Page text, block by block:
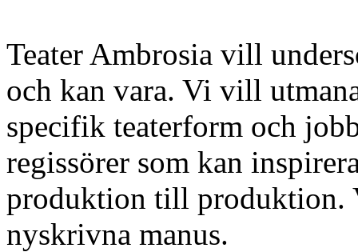
Teater Ambrosia vill
och kan vara. Vi vill
specifik teaterform och
regissörer som kan
produktion till produktion.
nyskrivna manus.